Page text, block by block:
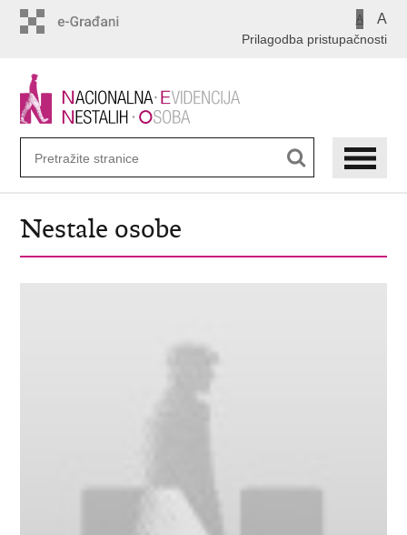
A A
Prilagodba pristupačnosti
Nestale osobe